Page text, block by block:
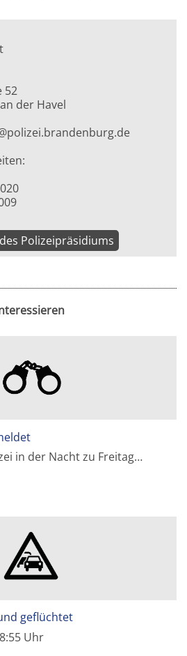
52
der Havel
Polizeipräsidiums
in der Nacht zu Freitag…
geflüchtet
Uhr